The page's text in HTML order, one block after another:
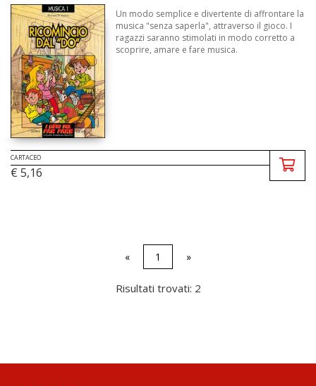
Un modo semplice e divertente di affrontare la
musica "senza saperla", attraverso il gioco. I
ragazzi saranno stimolati in modo corretto a
scoprire, amare e fare musica.
CARTACEO
€ 5,16
« 1 »
Risultati trovati: 2